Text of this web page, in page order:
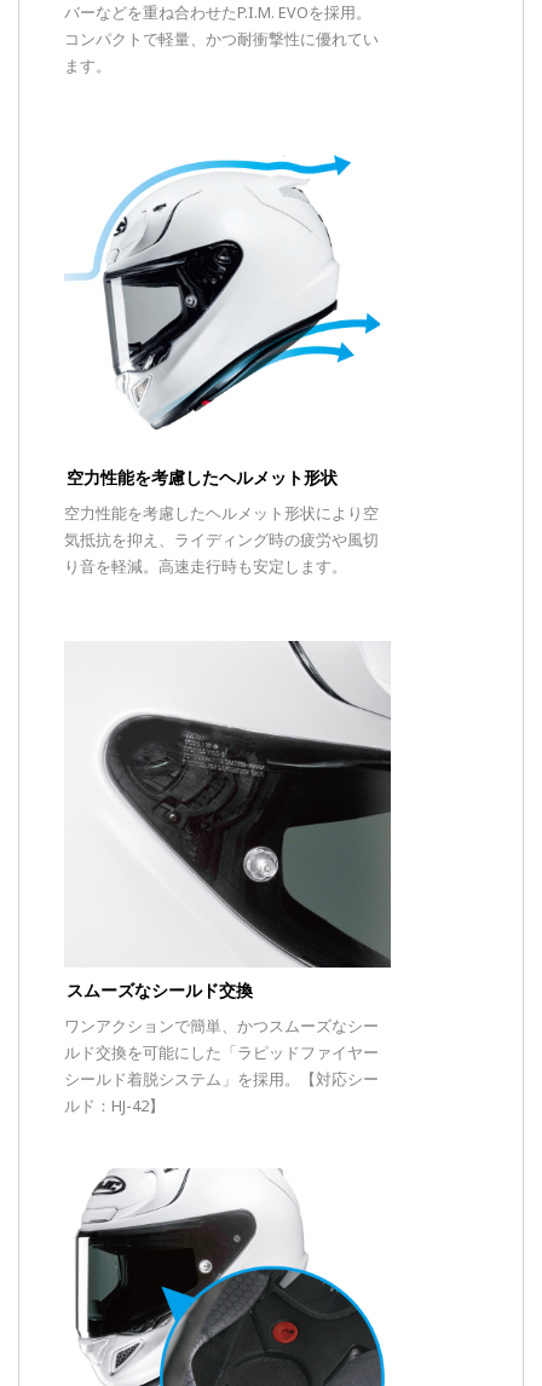
バーなどを重ね合わせたP.I.M. EVOを採用。
コンパクトで軽量、かつ耐衝撃性に優れてい
ます。
空力性能を考慮したヘルメット形状
空力性能を考慮したヘルメット形状により空
気抵抗を抑え、ライディング時の疲労や風切
り音を軽減。高速走行時も安定します。
スムーズなシールド交換
ワンアクションで簡単、かつスムーズなシー
ルド交換を可能にした「ラピッドファイヤー
シールド着脱システム」を採用。【対応シー
ルド：HJ-42】